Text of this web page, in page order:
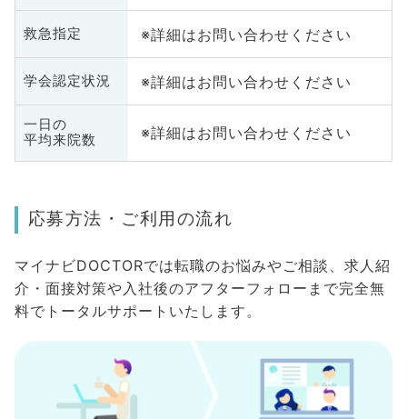
救急指定 ※詳細はお問い合わせください
学会認定状況 ※詳細はお問い合わせください
一日の
平均来院数
※詳細はお問い合わせください
応募方法・ご利用の流れ
マイナビDOCTORでは転職のお悩みやご相談、求人紹
介・面接対策や入社後のアフターフォローまで完全無
料でトータルサポートいたします。